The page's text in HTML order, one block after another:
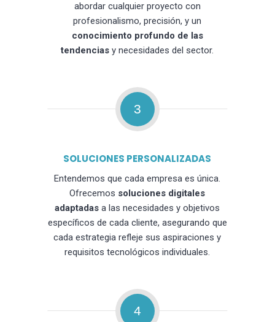
abordar cualquier proyecto con
profesionalismo, precisión, y un
conocimiento profundo de las
tendencias y necesidades del sector.
3
SOLUCIONES PERSONALIZADAS
Entendemos que cada empresa es única.
Ofrecemos soluciones digitales
adaptadas a las necesidades y objetivos
específicos de cada cliente, asegurando que
cada estrategia refleje sus aspiraciones y
requisitos tecnológicos individuales.
4